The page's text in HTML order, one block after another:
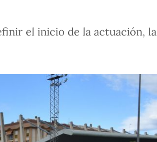
el inicio de la actuación, la